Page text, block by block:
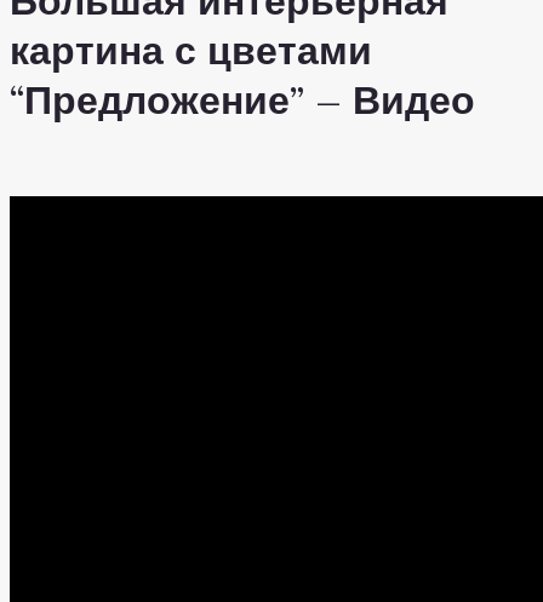
картина с цветами
“Предложение” – Видео